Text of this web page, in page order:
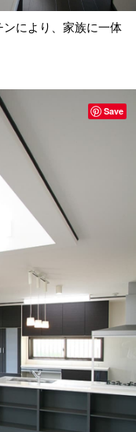
により、家族に一体
Save